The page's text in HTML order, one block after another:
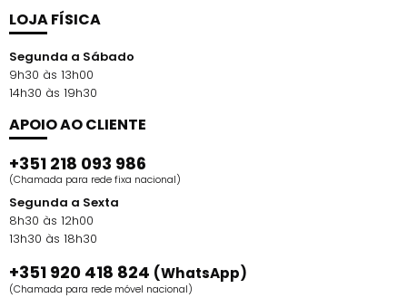
LOJA FÍSICA
Segunda a Sábado
9h30 às 13h00
14h30 às 19h30
APOIO AO CLIENTE
+351 218 093 986
(Chamada para rede fixa nacional)
Segunda a Sexta
8h30 às 12h00
13h30 às 18h30
+351 920 418 824 (WhatsApp)
(Chamada para rede móvel nacional)